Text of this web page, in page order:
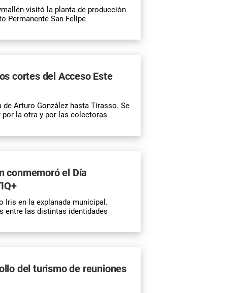
visitó la planta de producción
Permanente San Felipe
cortes del Acceso Este
Arturo González hasta Tirasso. Se
por la otra y por las colectoras
conmemoró el Día
Iris en la explanada municipal.
entre las distintas identidades
del turismo de reuniones